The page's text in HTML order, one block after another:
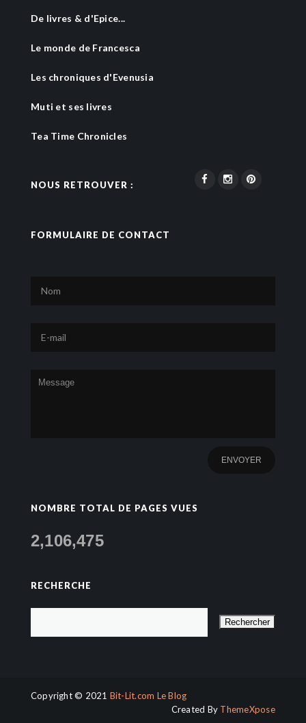
De livres & d'Epice...
Le monde de Francesca
Les chroniques d'Evenusia
Muti et ses livres
Tea Time Chronicles
NOUS RETROUVER :
FORMULAIRE DE CONTACT
NOMBRE TOTAL DE PAGES VUES
2,106,475
RECHERCHE
Copyright © 2021 Bit-Lit.com Le Blog
Created By ThemeXpose